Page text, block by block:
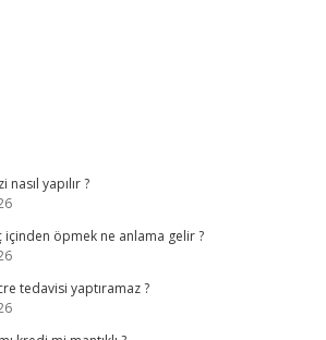
yapılır ?
içinden öpmek ne anlama gelir ?
tedavisi yaptıramaz ?